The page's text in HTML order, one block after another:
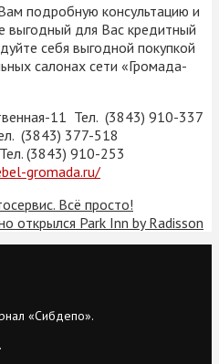
подробную консультацию и
выгодный для Вас кредитный
себя выгодной покупкой
салонах сети «Громада-
11 Тел. (3843) 910-337
(3843) 377-518
(3843) 910-253
gromada.ru/
Всё просто!
открылся Park Inn by Radisson
«Сибдепо».